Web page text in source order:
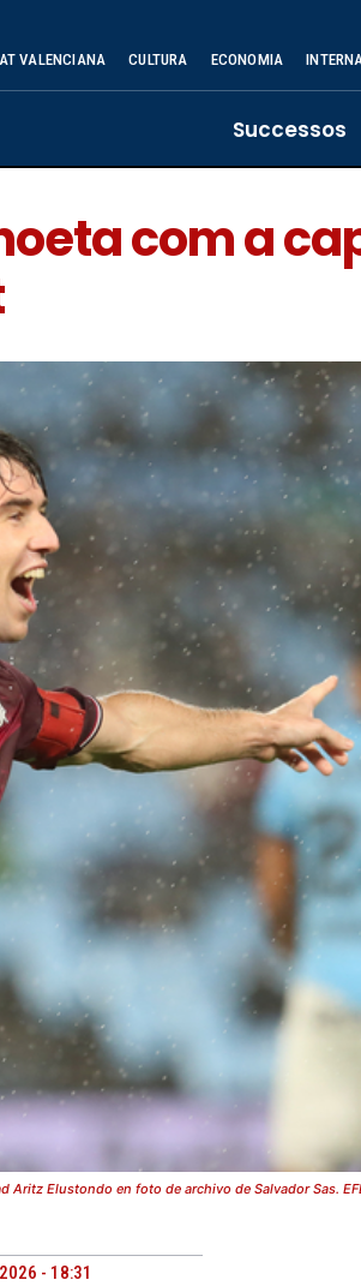
VALENCIANA CULTURA ECONOMIA
Successos
com a
Aritz Elustondo en foto de archivo de Salvador Sas.
- 18:31